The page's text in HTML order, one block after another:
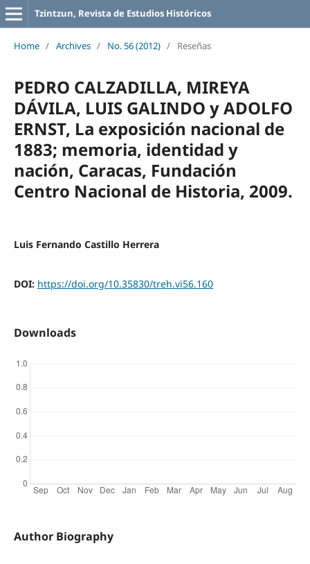
Tzintzun, Revista de Estudios Históricos
Home / Archives / No. 56 (2012) / Reseñas
PEDRO CALZADILLA, MIREYA
DÁVILA, LUIS GALINDO y ADOLFO
ERNST, La exposición nacional de
1883; memoria, identidad y
nación, Caracas, Fundación
Centro Nacional de Historia, 2009.
Luis Fernando Castillo Herrera
DOI: https://doi.org/10.35830/treh.vi56.160
Downloads
Author Biography